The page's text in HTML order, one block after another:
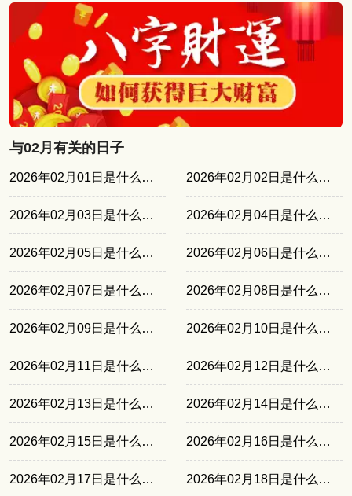
与02月有关的日子
2026年02月01日是什么日子 2026年02月02日是什么日子
2026年02月03日是什么日子 2026年02月04日是什么日子
2026年02月05日是什么日子 2026年02月06日是什么日子
2026年02月07日是什么日子 2026年02月08日是什么日子
2026年02月09日是什么日子 2026年02月10日是什么日子
2026年02月11日是什么日子 2026年02月12日是什么日子
2026年02月13日是什么日子 2026年02月14日是什么日子
2026年02月15日是什么日子 2026年02月16日是什么日子
2026年02月17日是什么日子 2026年02月18日是什么日子